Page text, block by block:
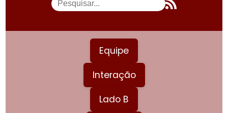
Equipe
Interação
Lado B